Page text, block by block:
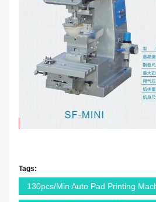
Tags:
130pcs/Min Auto Pad Printing